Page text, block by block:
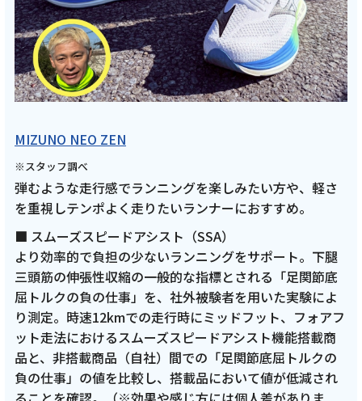
MIZUNO NEO ZEN
※スタッフ調べ
弾むような走行感でランニングを楽しみたい方や、軽さ
を重視しテンポよく走りたいランナーにおすすめ。
■ スムーズスピードアシスト（SSA）
より効率的で負担の少ないランニングをサポート。下腿
三頭筋の伸張性収縮の一般的な指標とされる「足関節底
屈トルクの負の仕事」を、社外被験者を用いた実験によ
り測定。時速12kmでの走行時にミッドフット、フォアフ
ット走法におけるスムーズスピードアシスト機能搭載商
品と、非搭載商品（自社）間での「足関節底屈トルクの
負の仕事」の値を比較し、搭載品において値が低減され